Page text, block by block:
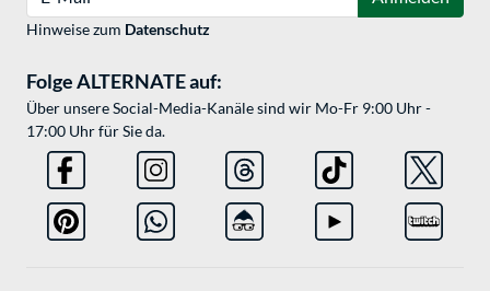
Hinweise zum Datenschutz
Folge ALTERNATE auf:
Über unsere Social-Media-Kanäle sind wir Mo-Fr 9:00 Uhr -
17:00 Uhr für Sie da.